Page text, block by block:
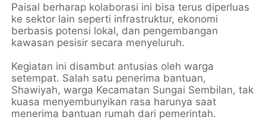
Paisal berharap kolaborasi ini bisa terus diperluas
ke sektor lain seperti infrastruktur, ekonomi
berbasis potensi lokal, dan pengembangan
kawasan pesisir secara menyeluruh.
Kegiatan ini disambut antusias oleh warga
setempat. Salah satu penerima bantuan,
Shawiyah, warga Kecamatan Sungai Sembilan, tak
kuasa menyembunyikan rasa harunya saat
menerima bantuan rumah dari pemerintah.